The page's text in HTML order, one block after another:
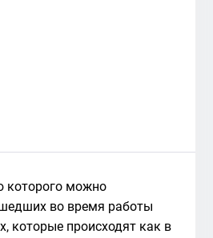
которого можно
во время работы
которые происходят как в